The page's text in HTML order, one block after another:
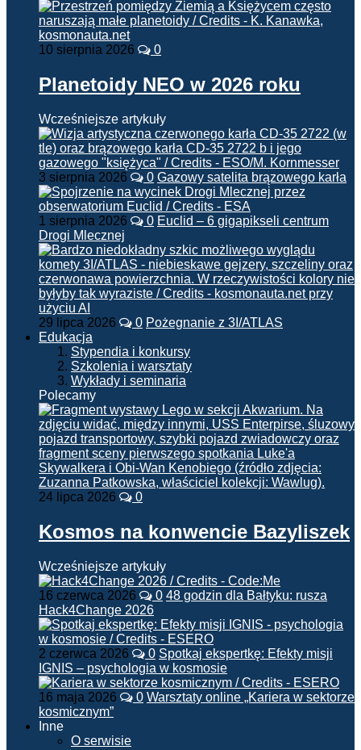
10 sierpnia 2026 0
Planetoidy NEO w 2026 roku
Wcześniejsze artykuły
3 sierpnia 2026 0 Gazowy satelita brązowego karła
1 sierpnia 2026 0 Euclid – 6 gigapikseli centrum
Drogi Mlecznej
29 lipca 2026 0 Pożegnanie z 3I/ATLAS
Edukacja
Stypendia i konkursy
Szkolenia i warsztaty
Wykłady i seminaria
Polecamy
24 lipca 2026 0
Kosmos na konwencie Bazyliszek
Wcześniejsze artykuły
16 czerwca 2026 0 48 godzin dla Bałtyku: rusza
Hack4Change 2026
2 czerwca 2026 0 Spotkaj ekspertkę: Efekty misji
IGNIS – psychologia w kosmosie
16 maja 2026 0 Warsztaty online „Kariera w sektorze
kosmicznym”
Inne
O serwisie